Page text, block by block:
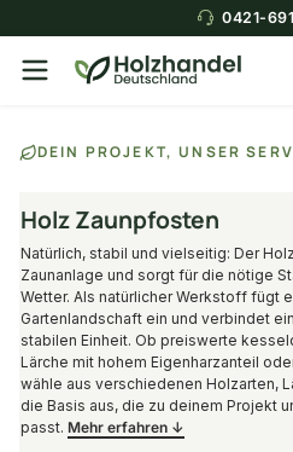
0421-
DEIN PROJEKT, UNSER
Holz Zaunpfosten
Natürlich, stabil und vielseitig: Der
Zaunanlage und sorgt für die nötige
Wetter. Als natürlicher Werkstoff fügt
Gartenlandschaft ein und verbindet
stabilen Einheit. Ob preiswerte
Lärche mit hohem Eigenharzanteil
wähle aus verschiedenen Holzarten,
die Basis aus, die zu deinem Projekt
passt. Mehr erfahren ↓